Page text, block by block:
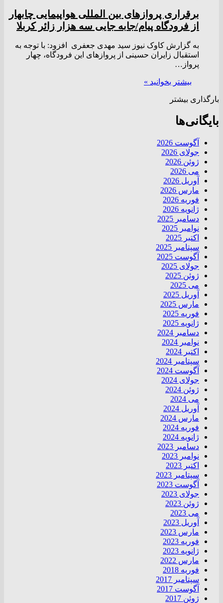
برقراری پروازهای بین المللی هواپیمایی چابهار
از فرودگاه پیام/جابه جایی سه هزار زائر کربلا
به گزارش کاوک نیوز سید مهدی جعفری افزود: با توجه به
استقبال زایران حسینی از پرواز‌های این فرودگاه، چهار
پرواز…
بیشتر بخوانید »
بارگذاری بیشتر
بایگانی‌ها
آگوست 2026
جولای 2026
ژوئن 2026
می 2026
آوریل 2026
مارس 2026
فوریه 2026
ژانویه 2026
دسامبر 2025
نوامبر 2025
اکتبر 2025
سپتامبر 2025
آگوست 2025
جولای 2025
ژوئن 2025
می 2025
آوریل 2025
مارس 2025
فوریه 2025
ژانویه 2025
دسامبر 2024
نوامبر 2024
اکتبر 2024
سپتامبر 2024
آگوست 2024
جولای 2024
ژوئن 2024
می 2024
آوریل 2024
مارس 2024
فوریه 2024
ژانویه 2024
دسامبر 2023
نوامبر 2023
اکتبر 2023
سپتامبر 2023
آگوست 2023
جولای 2023
ژوئن 2023
می 2023
آوریل 2023
مارس 2023
فوریه 2023
ژانویه 2023
مارس 2022
فوریه 2018
سپتامبر 2017
آگوست 2017
ژوئن 2017